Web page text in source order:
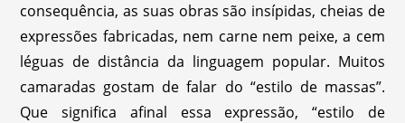
consequência, as suas obras são insípidas, cheias de
expressões fabricadas, nem carne nem peixe, a cem
léguas de distância da linguagem popular. Muitos
camaradas gostam de falar do “estilo de massas”.
Que significa afinal essa expressão, “estilo de